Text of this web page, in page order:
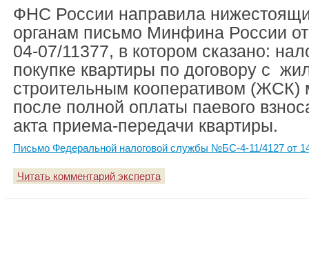
ФНС России направила
органам письмо Минфина России
04-07/11377, в котором сказано:
покупке квартиры по договору с
строительным кооперативом (ЖСК)
после полной оплаты паевого
акта приема-передачи квартиры.
Письмо Федеральной налоговой службы №БС-4-11/4127 от
Читать комментарий эксперта